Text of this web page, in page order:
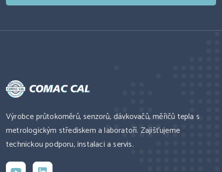
Výrobce průtokoměrů, senzorů, dávkovačů, měřičů tepla s
metrologickým střediskem a laboratoří. Zajišťujeme
technickou podporu, instalaci a servis.